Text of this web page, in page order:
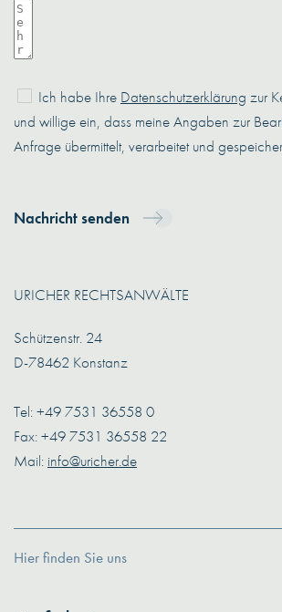
Ich habe Ihre Datenschutzerklärung zur
und willige ein, dass meine Angaben zur
Anfrage übermittelt, verarbeitet und
Nachricht senden
URICHER RECHTSANWÄLTE
Schützenstr. 24
D-78462 Konstanz
Tel: +49 7531 36558 0
Fax: +49 7531 36558 22
Mail: info@uricher.de
Hier finden Sie uns